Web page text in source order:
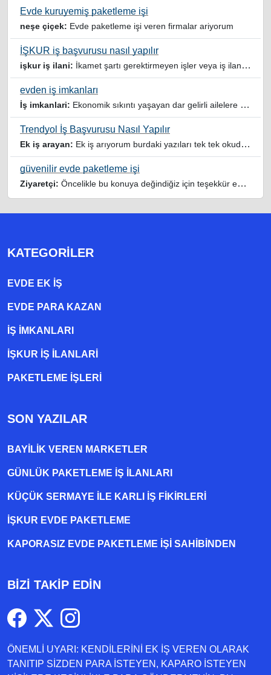
Evde kuruyemiş paketleme işi
neşe çiçek: Evde paketleme işi veren firmalar ariyorum
İŞKUR iş başvurusu nasıl yapılır
işkur iş ilani: İkamet şartı gerektirmeyen işler veya iş ilanlari da listelensin. Arama sonucuna işverenin tercih ettiği ikamet illeri de eklense olmazmi
evden iş imkanları
İş imkanlari: Ekonomik sıkıntı yaşayan dar gelirli ailelere özellikle evde iş imkanı sağlayan bu durumdan istifade eden ev hanımlarına büyük bir nimet çalışmak ev Ekonomisine benim gibi destek olmak isteyenler sağlam güvenilir sitelere rağbet etsin her ilan yada reklam doğru adres olmayabiliyor arkadaşlar, bu alanda bize yol gösteren yardımcı olan doğru şekilde yönlendiren sayfaya teşekkür ederim elinize emeklerine sağlık
Trendyol İş Başvurusu Nasıl Yapılır
Ek iş arayan: Ek iş arıyorum burdaki yazıları tek tek okudum faydalı iş imkanları var tsk let
güvenilir evde paketleme işi
Ziyaretçi: Öncelikle bu konuya değindiğiz için teşekkür ederim maalesef bu tarzda yazılarla inanıp aldanan ve dolandirilan insanlar oluyor, o yüzden bu sektörlerde işini hakkıyla yapan siteler ve sayfalara itibar edilmeli,üç beş demeden ek gelir ile evine destek olmayan iyi niyetli insanlarında iyi niyetleri suistimal edilmemeli,sayfanızın geniş kitlelere doğru ve gerçek adresten ulaşması temennisiyle kolaylıklar dilerim..
KATEGORILER
EVDE EK IŞ
EVDE PARA KAZAN
İŞ İMKANLARI
İŞKUR İŞ İLANLARI
PAKETLEME IŞLERI
SON YAZILAR
BAYILIK VEREN MARKETLER
GÜNLÜK PAKETLEME İŞ İLANLARI
KÜÇÜK SERMAYE ILE KARLI İŞ FIKIRLERI
İŞKUR EVDE PAKETLEME
KAPORASIZ EVDE PAKETLEME IŞI SAHIBINDEN
BİZİ TAKİP EDİN
ÖNEMLİ UYARI: KENDİLERİNİ EK İŞ VEREN OLARAK
TANITIP SİZDEN PARA İSTEYEN, KAPARO İSTEYEN